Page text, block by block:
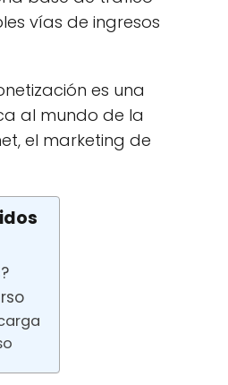
vías de ingresos
es una
al mundo de la
el marketing de